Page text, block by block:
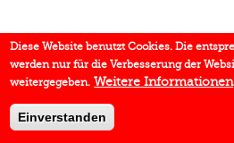
Diese Website benutzt Cookies. Die
werden nur für die Verbesserung der
weitergegeben. Weitere Informationen
Einverstanden